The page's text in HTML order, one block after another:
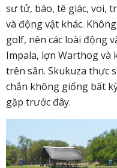
sư tử, báo, tê giác, voi,
và động vật khác.
golf, nên các loài động
Impala, lợn Warthog và
trên sân. Skukuza thực
chắn không giống bất
gặp trước đây.